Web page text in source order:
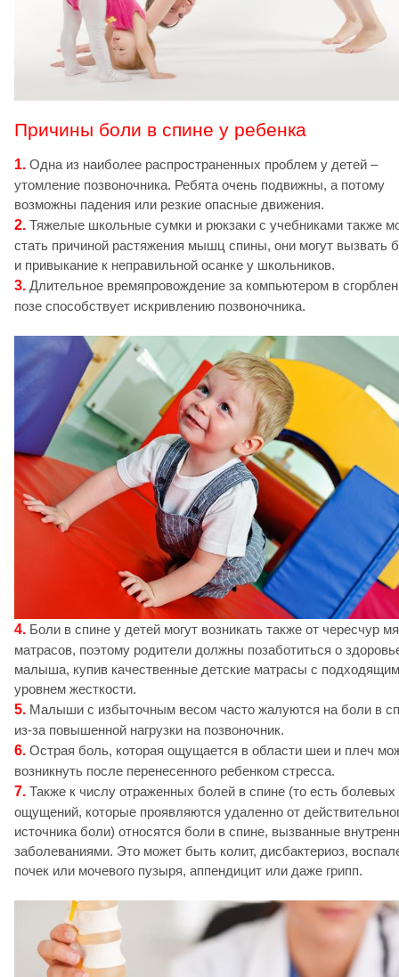
Причины боли в спине у ребенка
1. Одна из наиболее распространенных проблем у детей –
утомление позвоночника. Ребята очень подвижны, а потому
возможны падения или резкие опасные движения.
2. Тяжелые школьные сумки и рюкзаки с учебниками также
стать причиной растяжения мышц спины, они могут вызвать
и привыкание к неправильной осанке у школьников.
3. Длительное времяпровождение за компьютером в
позе способствует искривлению позвоночника.
4. Боли в спине у детей могут возникать также от чересчур
матрасов, поэтому родители должны позаботиться о
малыша, купив качественные детские матрасы с подходящим
уровнем жесткости.
5. Малыши с избыточным весом часто жалуются на боли в
из-за повышенной нагрузки на позвоночник.
6. Острая боль, которая ощущается в области шеи и плеч
возникнуть после перенесенного ребенком стресса.
7. Также к числу отраженных болей в спине (то есть болевых
ощущений, которые проявляются удаленно от
источника боли) относятся боли в спине, вызванные
заболеваниями. Это может быть колит, дисбактериоз,
почек или мочевого пузыря, аппендицит или даже грипп.